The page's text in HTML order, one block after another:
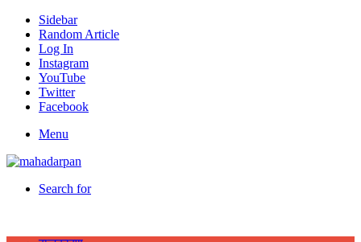
Sidebar
Random Article
Log In
Instagram
YouTube
Twitter
Facebook
Menu
Search for